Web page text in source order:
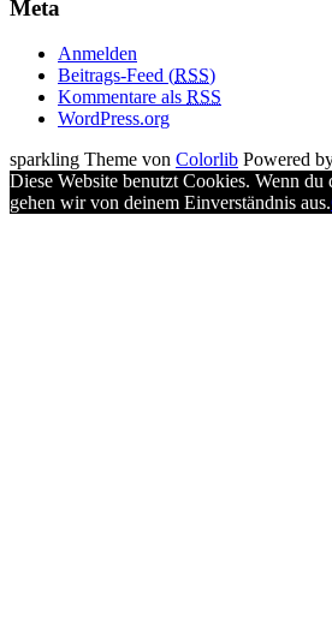
Meta
Anmelden
Beitrags-Feed (RSS)
Kommentare als RSS
WordPress.org
sparkling Theme von Colorlib Powered
Diese Website benutzt Cookies. Wenn du
gehen wir von deinem Einverständnis aus.